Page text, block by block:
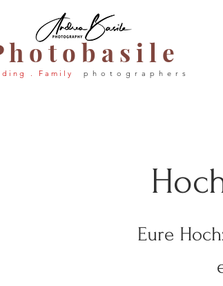
h o t o b a s i l e
d i n g . F a m i l y p h o t o g r a p h e r s
Eure